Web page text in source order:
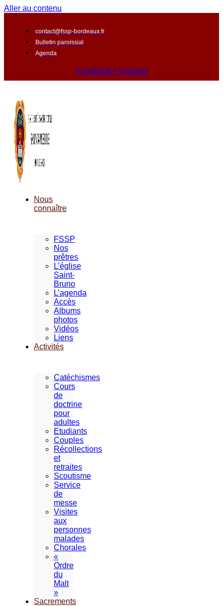
Aller au contenu
contact@fssp-bordeaux.fr
Bulletin paroissial
Agenda
Facebook-f Youtube
Nous
connaître
FSSP
Nos
prêtres
L’église
Saint-
Bruno
L’agenda
Accès
Albums
photos
Vidéos
Liens
Activités
Catéchismes
Cours
de
doctrine
pour
adultes
Etudiants
Couples
Récollections
et
retraites
Scoutisme
Service
de
messe
Visites
aux
personnes
malades
Chorales
«
Ordre
du
Malt
»
Sacrements